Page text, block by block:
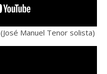
(José Manuel Tenor solista)